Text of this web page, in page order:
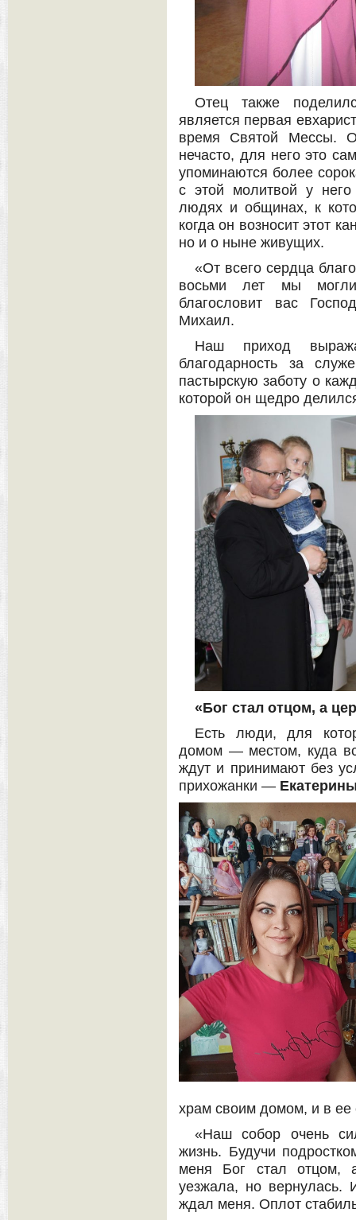
Отец также
является первая
время Святой Мессы.
нечасто, для него это
упоминаются более
с этой молитвой у
людях и общинах, к
когда он возносит этот
но и о ныне живущих.
«От всего сердца
восьми лет мы
благословит вас
Михаил.
Наш приход
благодарность за
пастырскую заботу о
которой он щедро
«Бог стал отцом, а
Есть люди, для
домом — местом, куда
ждут и принимают без
прихожанки —
храм своим домом, и в ее
«Наш собор очень
жизнь. Будучи
меня Бог стал
уезжала, но вернулась.
ждал меня. Оплот